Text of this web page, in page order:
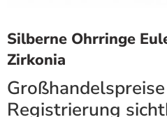
Silberne Ohrringe
Zirkonia
Registrierung